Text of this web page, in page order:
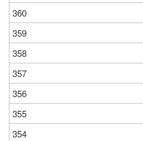
360
359
358
357
356
355
354